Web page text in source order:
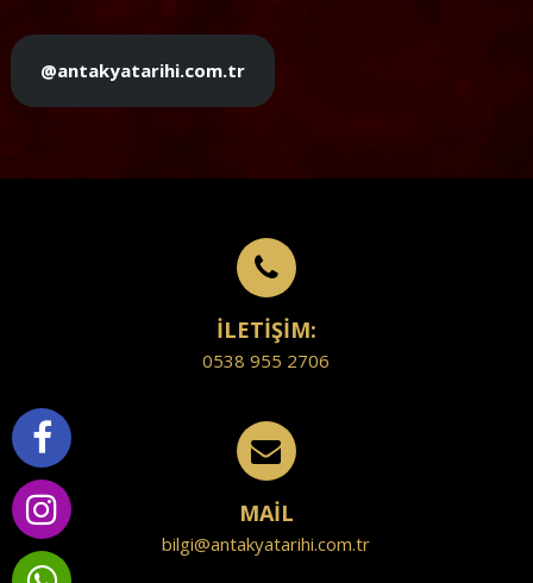
@antakyatarihi.com.tr
İLETİŞİM:
0538 955 2706
MAİL
bilgi@antakyatarihi.com.tr